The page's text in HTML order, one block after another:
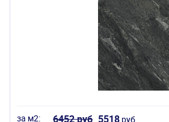
за м2: 6452 руб 5518 руб